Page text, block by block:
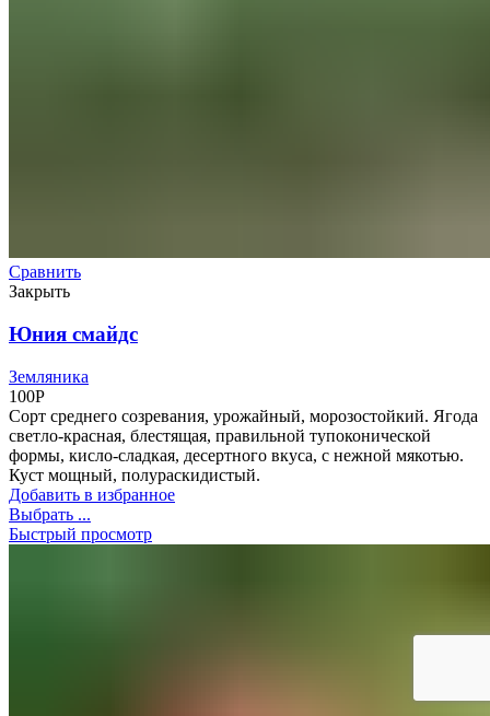
Сравнить
Закрыть
Юния смайдс
Земляника
100Р
Сорт среднего созревания, урожайный, морозостойкий. Ягода
светло-красная, блестящая, правильной тупоконической
формы, кисло-сладкая, десертного вкуса, с нежной мякотью.
Куст мощный, полураскидистый.
Добавить в избранное
Выбрать ...
Быстрый просмотр